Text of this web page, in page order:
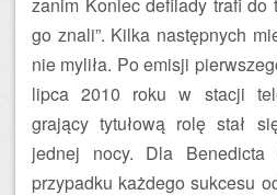
go znali”. Kilka następnych
nie myliła. Po emisji
lipca 2010 roku w stacji
grający tytułową rolę stał
jednej nocy. Dla Benedicta
przypadku każdego sukcesu